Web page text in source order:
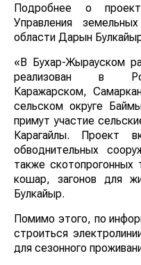
Подробнее о
Управления
области Дарын
«В Бухар-Жырауском
реализован в
Каражарском,
сельском округе
примут участие
Карагайлы. Проект
обводнительных
также
кошар, загонов для
Булкайыр.
Помимо этого, по
строиться
для сезонного